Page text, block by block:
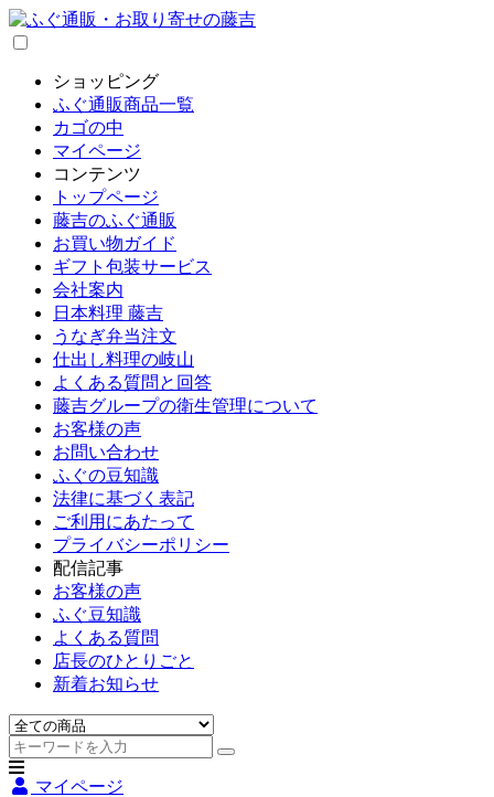
ショッピング
ふぐ通販商品一覧
カゴの中
マイページ
コンテンツ
トップページ
藤吉のふぐ通販
お買い物ガイド
ギフト包装サービス
会社案内
日本料理 藤吉
うなぎ弁当注文
仕出し料理の岐山
よくある質問と回答
藤吉グループの衛生管理について
お客様の声
お問い合わせ
ふぐの豆知識
法律に基づく表記
ご利用にあたって
プライバシーポリシー
配信記事
お客様の声
ふぐ豆知識
よくある質問
店長のひとりごと
新着お知らせ
マイページ